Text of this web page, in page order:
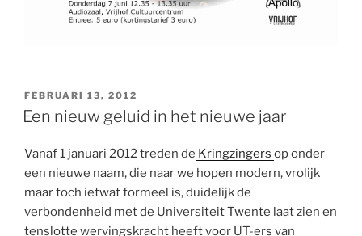
GEPLAATST
OP
FEBRUARI 13, 2012
Een nieuw geluid in het nieuwe jaar
Vanaf 1 januari 2012 treden de Kringzingers op onder
een nieuwe naam, die naar we hopen modern, vrolijk
maar toch ietwat formeel is, duidelijk de
verbondenheid met de Universiteit Twente laat zien en
tenslotte wervingskracht heeft voor UT-ers van